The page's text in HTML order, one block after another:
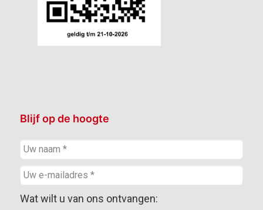
Blijf op de hoogte
Wat wilt u van ons ontvangen: